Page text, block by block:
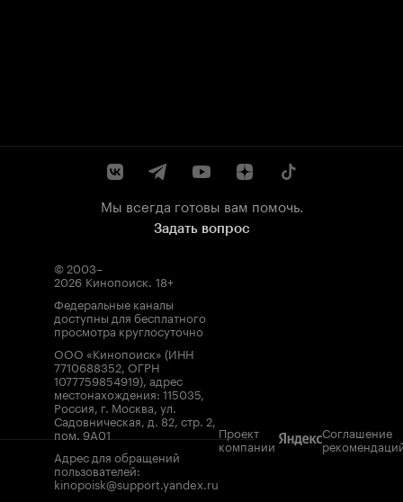
Мы всегда готовы вам помочь.
Задать вопрос
© 2003–
2026 Кинопоиск. 18+
Федеральные каналы
доступны для бесплатного
просмотра круглосуточно
ООО «Кинопоиск» (ИНН
7710688352, ОГРН
1077759854919), адрес
местонахождения: 115035,
Россия, г. Москва, ул.
Садовническая, д. 82, стр. 2,
пом. 9А01
Адрес для обращений
пользователей:
kinopoisk@support.yandex.ru
Проект
компании
Соглашение